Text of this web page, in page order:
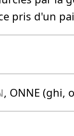
pris d'un
, ONNE (ghi,